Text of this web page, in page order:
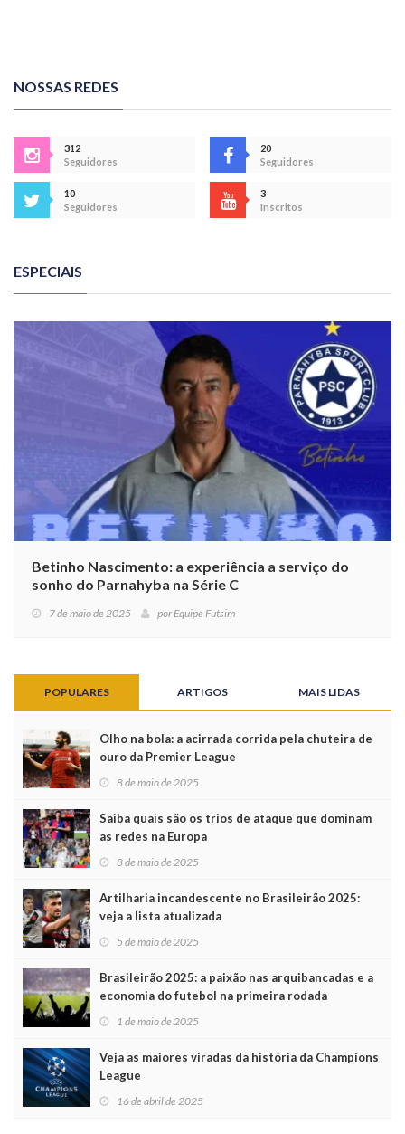
NOSSAS REDES
312
Seguidores
20
Seguidores
10
Seguidores
3
Inscritos
ESPECIAIS
Betinho Nascimento: a experiência a serviço do
sonho do Parnahyba na Série C
7 de maio de 2025 por Equipe Futsim
POPULARES ARTIGOS MAIS LIDAS
Olho na bola: a acirrada corrida pela chuteira de
ouro da Premier League
8 de maio de 2025
Saiba quais são os trios de ataque que dominam
as redes na Europa
8 de maio de 2025
Artilharia incandescente no Brasileirão 2025:
veja a lista atualizada
5 de maio de 2025
Brasileirão 2025: a paixão nas arquibancadas e a
economia do futebol na primeira rodada
1 de maio de 2025
Veja as maiores viradas da história da Champions
League
16 de abril de 2025